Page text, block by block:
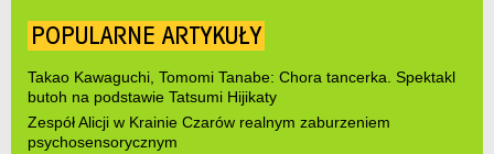
POPULARNE ARTYKUŁY
Takao Kawaguchi, Tomomi Tanabe: Chora tancerka. Spektakl
butoh na podstawie Tatsumi Hijikaty
Zespół Alicji w Krainie Czarów realnym zaburzeniem
psychosensorycznym